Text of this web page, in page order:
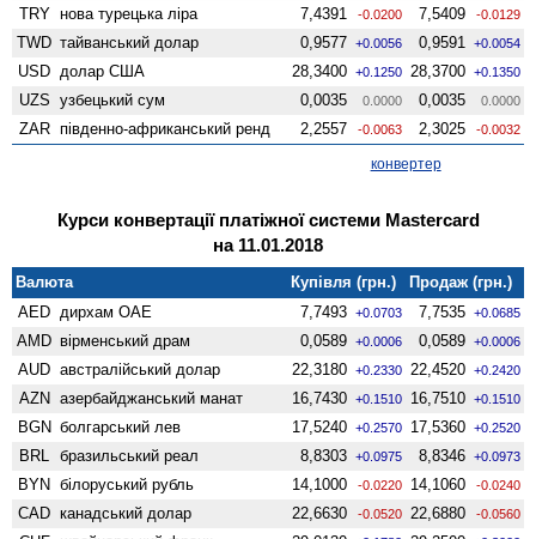
TRY нова турецька ліра 7,4391 -0.0200 7,5409 -0.0129
TWD тайванський долар 0,9577 +0.0056 0,9591 +0.0054
USD долар США 28,3400 +0.1250 28,3700 +0.1350
UZS узбецький сум 0,0035 0.0000 0,0035 0.0000
ZAR південно-африканський ренд 2,2557 -0.0063 2,3025 -0.0032
конвертер
Курси конвертації платіжної системи Mastercard
на 11.01.2018
Валюта Купівля (грн.)
Продаж (грн.)
AED дирхам ОАЕ 7,7493 +0.0703 7,7535 +0.0685
AMD вiрменський драм 0,0589 +0.0006 0,0589 +0.0006
AUD австралійський долар 22,3180 +0.2330 22,4520 +0.2420
AZN азербайджанський манат 16,7430 +0.1510 16,7510 +0.1510
BGN болгарський лев 17,5240 +0.2570 17,5360 +0.2520
BRL бразильський реал 8,8303 +0.0975 8,8346 +0.0973
BYN білоруський рубль 14,1000 -0.0220 14,1060 -0.0240
CAD канадський долар 22,6630 -0.0520 22,6880 -0.0560